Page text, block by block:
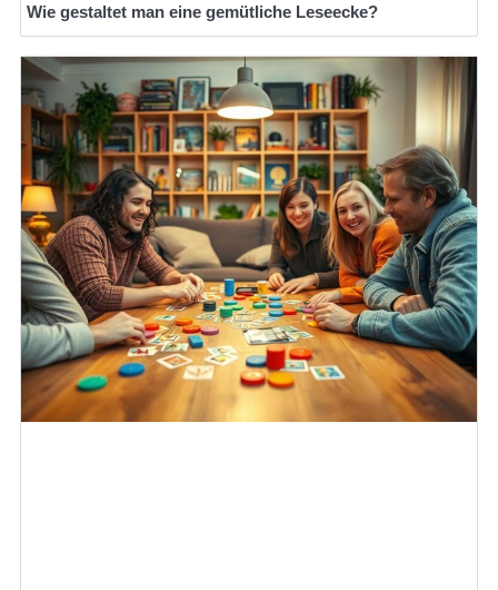
Wie gestaltet man eine gemütliche Leseecke?